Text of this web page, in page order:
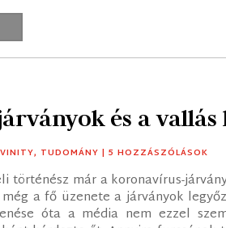
és a vallás
, TUDOMÁNY | 5 HOZZÁSZÓLÁSOK
történész már a koronavírus-
a fő üzenete a járványok
óta a média nem ezzel